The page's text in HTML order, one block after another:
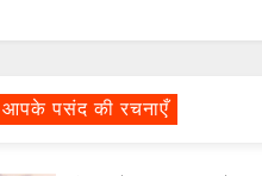
आपके पसंद की रचनाएँ